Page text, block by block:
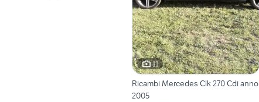
11
Ricambi Mercedes Clk 270 Cdi anno
2005